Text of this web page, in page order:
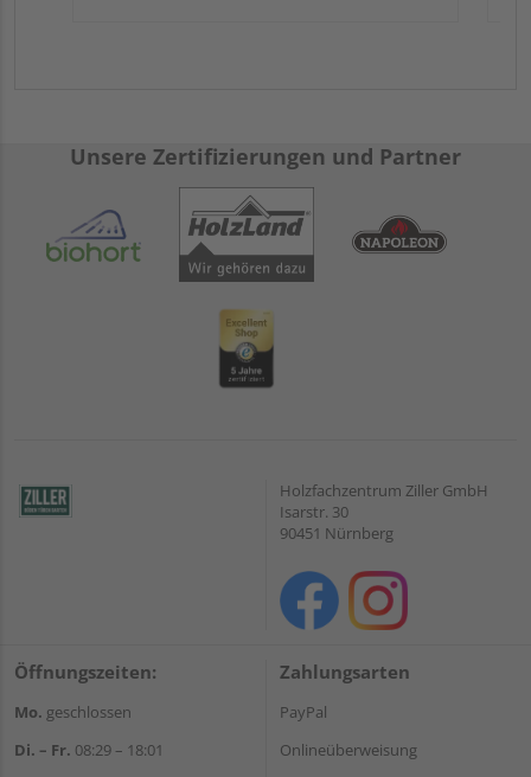
Unsere Zertifizierungen und Partner
Holzfachzentrum Ziller GmbH
Isarstr. 30
90451 Nürnberg
Öffnungszeiten:
Mo. geschlossen
Di. – Fr. 08:29 – 18:01
Zahlungsarten
PayPal
Onlineüberweisung